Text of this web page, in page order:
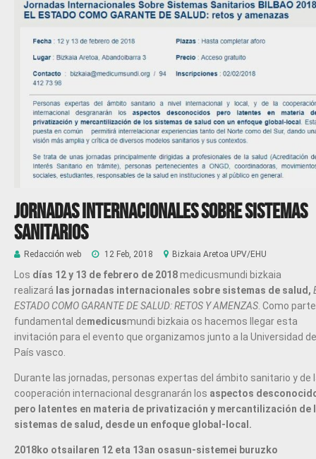
JORNADAS INTERNACIONALES SOBRE SISTEMAS
SANITARIOS
Redacción web 12 Feb, 2018 Bizkaia Aretoa UPV/EHU
Los días 12 y 13 de febrero de 2018medicusmundi bizkaia
realizará las jornadas internacionales sobre sistemas de salud,
ESTADO COMO GARANTE DE SALUD: RETOS Y AMENZAS . Como parte
fundamental demedicusmundi bizkaia os hacemos llegar esta
invitación para el evento que organizamos junto a la Universidad
País vasco.
Durante las jornadas, personas expertas del ámbito sanitario y de
cooperación internacional desgranarán los aspectos
pero latentes en materia de privatización y mercantilización de
sistemas de salud , desde un enfoque global-local .
2018ko otsailaren 12 eta 13an osasun-sistemei buruzko